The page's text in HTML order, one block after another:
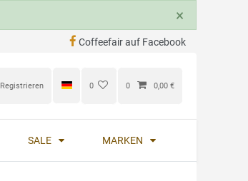
×
Coffeefair auf Facebook
Registrieren 0 0 0,00 €
SALE MARKEN